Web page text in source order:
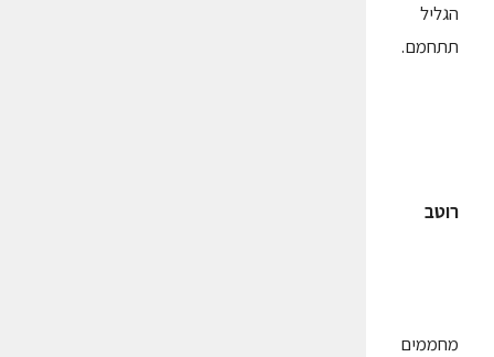
הגליל
תתחמם.
רוטב
מחממים